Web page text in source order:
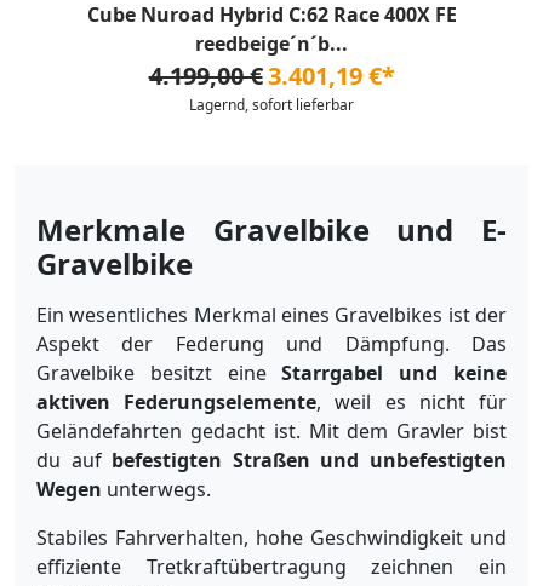
Cube Nuroad Hybrid C:62 Race 400X FE
reedbeige´n´b...
4.199,00 €3.401,19 €*
Lagernd, sofort lieferbar
Merkmale Gravelbike und E-
Gravelbike
Ein wesentliches Merkmal eines Gravelbikes ist der
Aspekt der Federung und Dämpfung. Das
Gravelbike besitzt eineStarrgabel und keine
aktiven Federungselemente, weil es nicht für
Geländefahrten gedacht ist. Mit dem Gravler bist
du auf befestigten Straßen und unbefestigten
Wegen unterwegs.
Stabiles Fahrverhalten, hohe Geschwindigkeit und
effiziente Tretkraftübertragung zeichnen ein